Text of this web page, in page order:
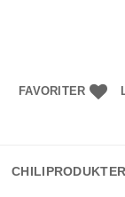
FAVORITER
CHILIPRODUKTER